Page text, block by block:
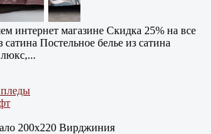
интернет магазине Cкидка 25% на все
сатина Постельное белье из сатина
люкс,...
200х220 Вирджиния